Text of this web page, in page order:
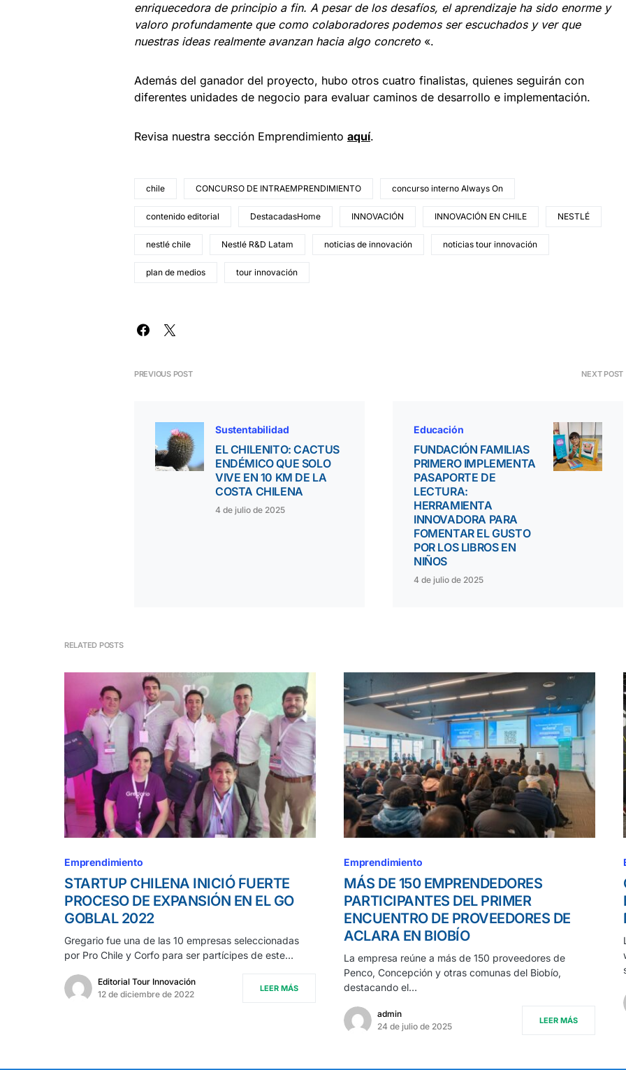
enriquecedora de principio a fin. A pesar de los desafíos, el aprendizaje ha sido enorme y
valoro profundamente que como colaboradores podemos ser escuchados y ver que
nuestras ideas realmente avanzan hacia algo concreto «.
Además del ganador del proyecto, hubo otros cuatro finalistas, quienes seguirán con
diferentes unidades de negocio para evaluar caminos de desarrollo e implementación.
Revisa nuestra sección Emprendimiento aquí.
chile CONCURSO DE INTRAEMPRENDIMIENTO concurso interno Always On
contenido editorial DestacadasHome INNOVACIÓN INNOVACIÓN EN CHILE NESTLÉ
nestlé chile Nestlé R&D Latam noticias de innovación noticias tour innovación
plan de medios tour innovación
PREVIOUS POST
Sustentabilidad
EL CHILENITO: CACTUS
ENDÉMICO QUE SOLO
VIVE EN 10 KM DE LA
COSTA CHILENA
4 de julio de 2025
NEXT POST
Educación
FUNDACIÓN FAMILIAS
PRIMERO IMPLEMENTA
PASAPORTE DE
LECTURA:
HERRAMIENTA
INNOVADORA PARA
FOMENTAR EL GUSTO
POR LOS LIBROS EN
NIÑOS
4 de julio de 2025
RELATED POSTS
Emprendimiento
STARTUP CHILENA INICIÓ FUERTE
PROCESO DE EXPANSIÓN EN EL GO
GOBLAL 2022
Gregario fue una de las 10 empresas seleccionadas
por Pro Chile y Corfo para ser partícipes de este…
Editorial Tour Innovación
12 de diciembre de 2022
LEER MÁS
Emprendimiento
MÁS DE 150 EMPRENDEDORES
PARTICIPANTES DEL PRIMER
ENCUENTRO DE PROVEEDORES DE
ACLARA EN BIOBÍO
La empresa reúne a más de 150 proveedores de
Penco, Concepción y otras comunas del Biobío,
destacando el…
admin
24 de julio de 2025
LEER MÁS